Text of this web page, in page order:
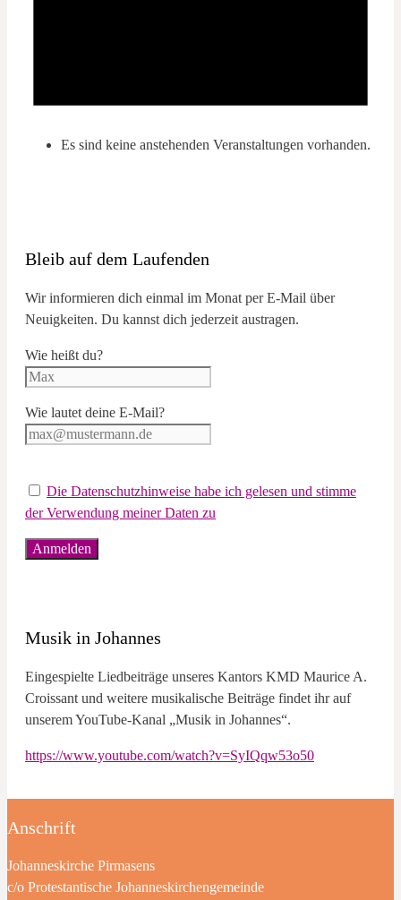
Es sind keine anstehenden Veranstaltungen vorhanden.
Bleib auf dem Laufenden
Wir informieren dich einmal im Monat per E-Mail über
Neuigkeiten. Du kannst dich jederzeit austragen.
Wie heißt du?
Wie lautet deine E-Mail?
Die Datenschutzhinweise habe ich gelesen und stimme
der Verwendung meiner Daten zu
Musik in Johannes
Eingespielte Liedbeiträge unseres Kantors KMD Maurice A.
Croissant und weitere musikalische Beiträge findet ihr auf
unserem YouTube-Kanal „Musik in Johannes“.
https://www.youtube.com/watch?v=SyIQqw53o50
Anschrift
Johanneskirche Pirmasens
c/o Protestantische Johanneskirchengemeinde